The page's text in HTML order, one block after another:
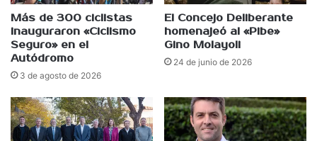
Más de 300 ciclistas
inauguraron «Ciclismo
Seguro» en el
Autódromo
3 de agosto de 2026
El Concejo Deliberante
homenajeó al «Pibe»
Gino Molayoli
24 de junio de 2026